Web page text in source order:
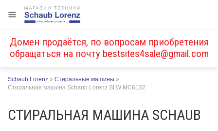
Домен продаётся, по вопросам приобретения
обращаться на почту bestsites4sale@gmail.com
Schaub Lorenz » Стиральные машины »
Стиральная машина Schaub Lorenz SLW MC6132
СТИРАЛЬНАЯ МАШИНА SCHAUB